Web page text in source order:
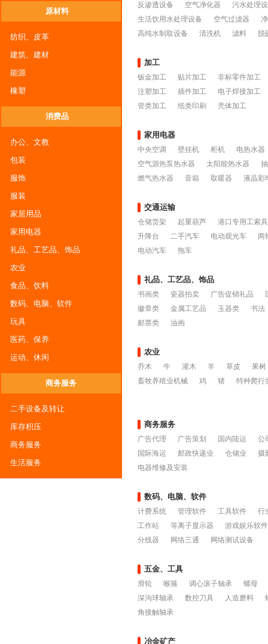
原材料
纺织、皮革
建筑、建材
能源
橡塑
消费品
办公、文教
包装
服饰
服装
家居用品
家用电器
礼品、工艺品、饰品
农业
食品、饮料
数码、电脑、软件
玩具
医药、保养
运动、休闲
商务服务
二手设备及转让
库存积压
商务服务
生活服务
反渗透设备 空气净化器
污水处理
生活饮用水处理设备
空气过滤器
高纯水制取设备
清洗机 滤料 脱
加工
钣金加工 贴片加工
非标零件加工
注塑加工
插件加工
电子焊接加工
管类加工
纸类印刷 壳体加工
家用电器
中央空调 壁挂机 柜机
电热水器
空气源热泵热水器
太阳能热水器
燃气热水器
音箱 取暖器 液晶彩
交通运输
仓储货架 起重葫芦
港口专用工索具
升降台
二手汽车 电动观光车
两
电动汽车
拖车
礼品、工艺品、饰品
书画类 瓷器拍卖 广告促销礼品
徽章类
金属工艺品 玉器类
书法
邮票类
油画
农业
乔木 牛 灌木 羊 草皮
果树
畜牧养殖业机械
鸡 猪 特种爬行
商务服务
广告代理 广告策划 国内陆运
公
国际海运
邮政快递业 仓储业
摄
电器维修及安装
数码、电脑、软件
计费系统 管理软件 工具软件
行
工作站
等离子显示器
游戏娱乐软件
分线器
网络三通 网络测试设备
五金、工具
滑轮 喉箍 调心滚子轴承
螺母
深沟球轴承
数控刀具 人造磨料
角接触轴承
冶金矿产